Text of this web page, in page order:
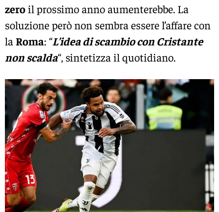
zeroil prossimo anno aumenterebbe. La
soluzione però non sembra essere l’affare con
la Roma: “L’idea di scambio con Cristante
non scalda“, sintetizza il quotidiano.